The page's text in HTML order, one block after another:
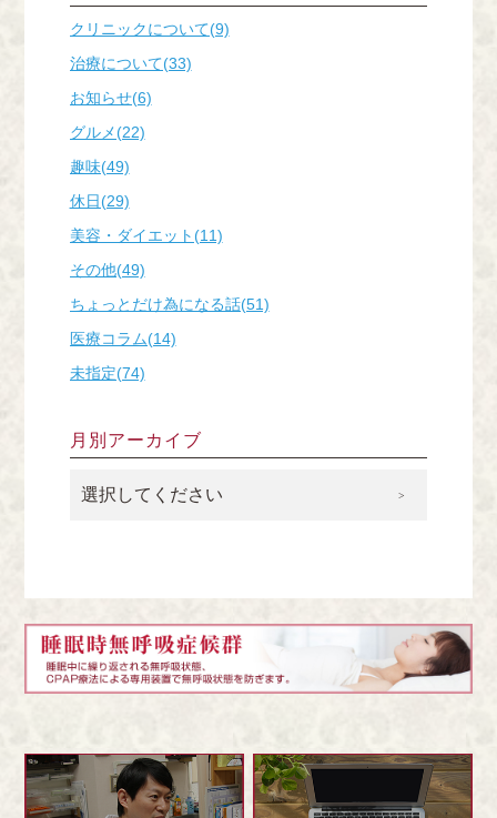
クリニックについて(9)
治療について(33)
お知らせ(6)
グルメ(22)
趣味(49)
休日(29)
美容・ダイエット(11)
その他(49)
ちょっとだけ為になる話(51)
医療コラム(14)
未指定(74)
月別アーカイブ